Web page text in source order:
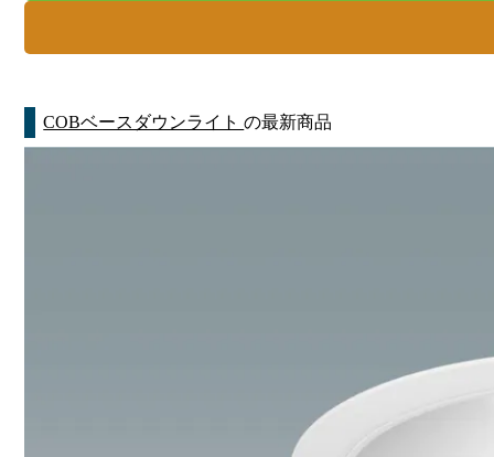
COBベースダウンライトの最新商品